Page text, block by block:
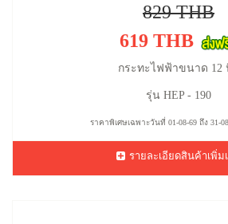
829 THB
619 THB
กระทะไฟฟ้าขนาด 12
รุ่น HEP - 190
ราคาพิเศษเฉพาะวันที่ 01-08-69 ถึง 31-
รายละเอียดสินค้าเพิ่ม